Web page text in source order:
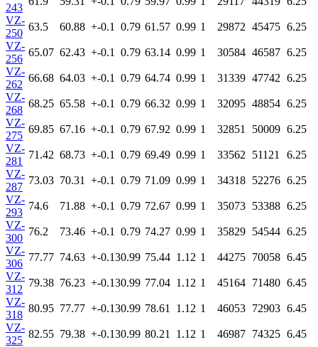
243
VZ-
250
63.5 60.88 +-0.1 0.79 61.57 0.99 1 29872 45475 6.25
VZ-
256
65.07 62.43 +-0.1 0.79 63.14 0.99 1 30584 46587 6.25
VZ-
262
66.68 64.03 +-0.1 0.79 64.74 0.99 1 31339 47742 6.25
VZ-
268
68.25 65.58 +-0.1 0.79 66.32 0.99 1 32095 48854 6.25
VZ-
275
69.85 67.16 +-0.1 0.79 67.92 0.99 1 32851 50009 6.25
VZ-
281
71.42 68.73 +-0.1 0.79 69.49 0.99 1 33562 51121
6.25
VZ-
287
73.03 70.31 +-0.1 0.79 71.09 0.99 1 34318 52276 6.25
VZ-
293
74.6 71.88 +-0.1 0.79 72.67 0.99 1 35073 53388 6.25
VZ-
300
76.2 73.46 +-0.1 0.79 74.27 0.99 1 35829 54544 6.25
VZ-
306
77.77 74.63 +-0.130.99 75.44 1.12 1 44275 70058 6.45
VZ-
312
79.38 76.23 +-0.130.99 77.04 1.12 1 45164 71480 6.45
VZ-
318
80.95 77.77 +-0.130.99 78.61 1.12 1 46053 72903 6.45
VZ-
325
82.55 79.38 +-0.130.99 80.21 1.12 1 46987 74325 6.45